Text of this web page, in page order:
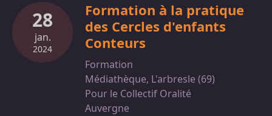
28
jan.
2024
Formation à la pratique
des Cercles d'enfants
Conteurs
Formation
Médiathèque, L'arbresle (69)
Pour le Collectif Oralité
Auvergne